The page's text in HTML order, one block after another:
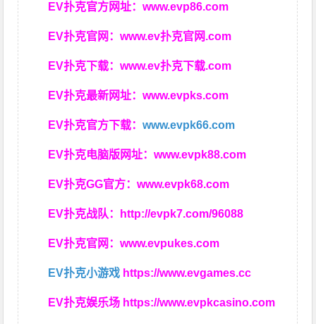
EV扑克官方网址：www.evp86.com
EV扑克官网：www.ev扑克官网.com
EV扑克下载：www.ev扑克下载.com
EV扑克最新网址：www.evpks.com
EV扑克官方下载：www.evpk66.com
EV扑克电脑版网址：www.evpk88.com
EV扑克GG官方：www.evpk68.com
EV扑克战队： http://evpk7.com/96088
EV扑克官网：www.evpukes.com
EV扑克小游戏 https://www.evgames.cc
EV扑克娱乐场 https://www.evpkcasino.com